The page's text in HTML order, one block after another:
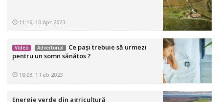
11:16, 10 Apr 2023
Video Advertorial
Ce pași trebuie să urmezi
pentru un somn sănătos ?
18:03, 1 Feb 2023
Energie verde din agricultură